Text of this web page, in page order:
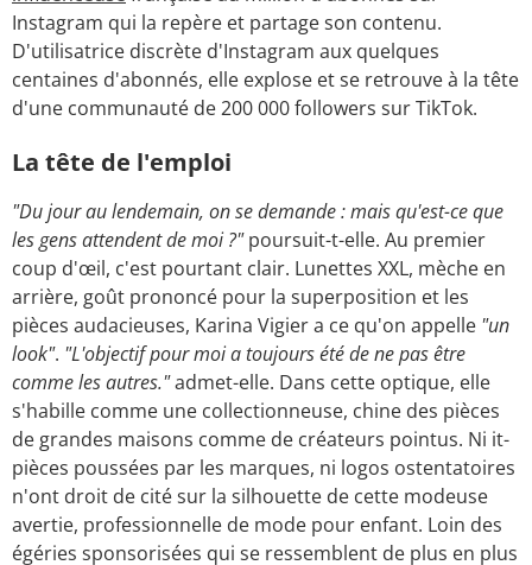
Instagram qui la repère et partage son contenu.
D'utilisatrice discrète d'Instagram aux quelques
centaines d'abonnés, elle explose et se retrouve à la tête
d'une communauté de 200 000 followers sur TikTok.
La tête de l'emploi
"Du jour au lendemain, on se demande : mais qu'est-ce que
les gens attendent de moi ?"poursuit-t-elle. Au premier
coup d'œil, c'est pourtant clair. Lunettes XXL, mèche en
arrière, goût prononcé pour la superposition et les
pièces audacieuses, Karina Vigier a ce qu'on appelle "un
look". "L'objectif pour moi a toujours été de ne pas être
comme les autres."admet-elle. Dans cette optique, elle
s'habille comme une collectionneuse, chine des pièces
de grandes maisons comme de créateurs pointus. Ni it-
pièces poussées par les marques, ni logos ostentatoires
n'ont droit de cité sur la silhouette de cette modeuse
avertie, professionnelle de mode pour enfant. Loin des
égéries sponsorisées qui se ressemblent de plus en plus